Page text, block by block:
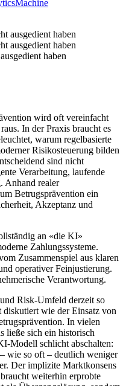
Machine
haben
wird oft vereinfacht
In der Praxis braucht es
warum regelbasierte
Risikosteuerung bilden
sind nicht
Verarbeitung, laufende
Anhand realer
Betrugsprävention ein
Akzeptanz und
an «die KI»
Zahlungssysteme.
Zusammenspiel aus klaren
operativer Feinjustierung.
Verantwortung.
Risk-Umfeld derzeit so
wie der Einsatz von
In vielen
ließe sich ein historisch
Modell schlicht abschalten:
wie so oft – deutlich weniger
Der implizite Marktkonsens
weiterhin erprobte